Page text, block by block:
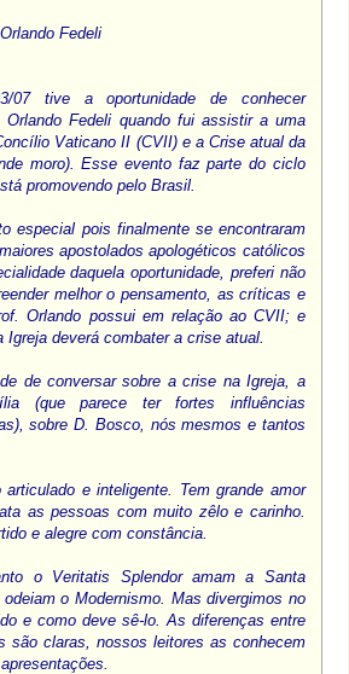
Fedeli
07 tive a oportunidade de conhecer
Orlando Fedeli quando fui assistir a uma
Vaticano II (CVII) e a Crise atual da
moro). Esse evento faz parte do ciclo
promovendo pelo Brasil.
especial pois finalmente se encontraram
apostolados apologéticos católicos
daquela oportunidade, preferi não
melhor o pensamento, as críticas e
Orlando possui em relação ao CVII; e
Igreja deverá combater a crise atual.
de conversar sobre a crise na Igreja, a
(que parece ter fortes influências
sobre D. Bosco, nós mesmos e tantos
e inteligente. Tem grande amor
as pessoas com muito zêlo e carinho.
e alegre com constância.
o Veritatis Splendor amam a Santa
o Modernismo. Mas divergimos no
e como deve sê-lo. As diferenças entre
são claras, nossos leitores as conhecem